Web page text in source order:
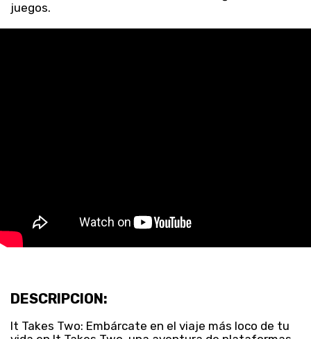
juegos.
DESCRIPCION:
It Takes Two: Embárcate en el viaje más loco de tu